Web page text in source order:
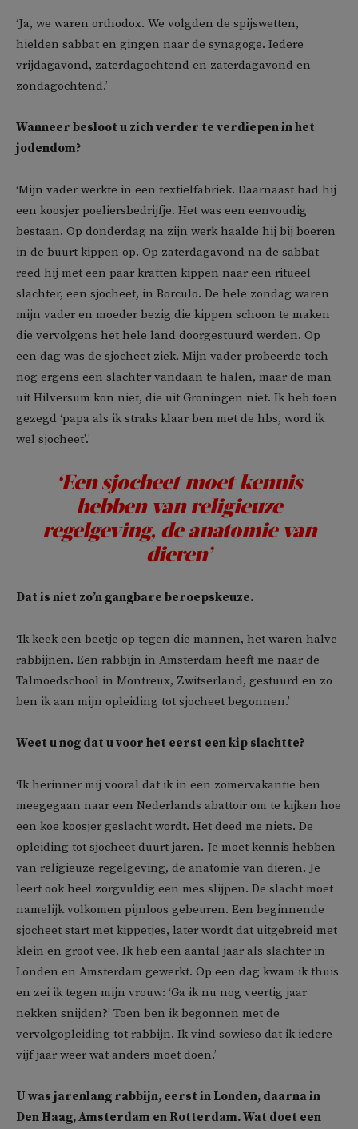
‘Ja, we waren orthodox. We volgden de spijswetten,
hielden sabbat en gingen naar de synagoge. Iedere
vrijdagavond, zaterdagochtend en zaterdagavond en
zondagochtend.’
Wanneer besloot u zich verder te verdiepen in het
jodendom?
‘Mijn vader werkte in een textielfabriek. Daarnaast had hij
een koosjer poeliersbedrijfje. Het was een eenvoudig
bestaan. Op donderdag na zijn werk haalde hij bij boeren
in de buurt kippen op. Op zaterdagavond na de sabbat
reed hij met een paar kratten kippen naar een ritueel
slachter, een sjocheet, in Borculo. De hele zondag waren
mijn vader en moeder bezig die kippen schoon te maken
die vervolgens het hele land doorgestuurd werden. Op
een dag was de sjocheet ziek. Mijn vader probeerde toch
nog ergens een slachter vandaan te halen, maar de man
uit Hilversum kon niet, die uit Groningen niet. Ik heb toen
gezegd ‘papa als ik straks klaar ben met de hbs, word ik
wel sjocheet’.’
‘Een sjocheet moet kennis
hebben van religieuze
regelgeving, de anatomie van
dieren’
Dat is niet zo’n gangbare beroepskeuze.
‘Ik keek een beetje op tegen die mannen, het waren halve
rabbijnen. Een rabbijn in Amsterdam heeft me naar de
Talmoedschool in Montreux, Zwitserland, gestuurd en zo
ben ik aan mijn opleiding tot sjocheet begonnen.’
Weet u nog dat u voor het eerst een kip slachtte?
‘Ik herinner mij vooral dat ik in een zomervakantie ben
meegegaan naar een Nederlands abattoir om te kijken hoe
een koe koosjer geslacht wordt. Het deed me niets. De
opleiding tot sjocheet duurt jaren. Je moet kennis hebben
van religieuze regelgeving, de anatomie van dieren. Je
leert ook heel zorgvuldig een mes slijpen. De slacht moet
namelijk volkomen pijnloos gebeuren. Een beginnende
sjocheet start met kippetjes, later wordt dat uitgebreid met
klein en groot vee. Ik heb een aantal jaar als slachter in
Londen en Amsterdam gewerkt. Op een dag kwam ik thuis
en zei ik tegen mijn vrouw: ‘Ga ik nu nog veertig jaar
nekken snijden?’ Toen ben ik begonnen met de
vervolgopleiding tot rabbijn. Ik vind sowieso dat ik iedere
vijf jaar weer wat anders moet doen.’
U was jarenlang rabbijn, eerst in Londen, daarna in
Den Haag, Amsterdam en Rotterdam. Wat doet een